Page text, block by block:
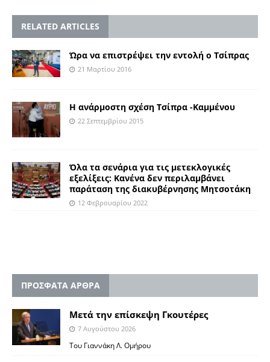
RELATED ARTICLES
Ώρα να επιστρέψει την εντολή ο Τσίπρας
21 Μαρτίου 2016
Η ανάρμοστη σχέση Τσίπρα -Καμμένου
22 Σεπτεμβρίου 2015
Όλα τα σενάρια για τις μετεκλογικές
εξελίξεις: Κανένα δεν περιλαμβάνει
παράταση της διακυβέρνησης Μητσοτάκη
12 Φεβρουαρίου 2022
ΠΡΟΣΦΑΤΑ ΑΡΘΡΑ
Μετά την επίσκεψη Γκουτέρες
7 Αυγούστου 2026
Του Γιαννάκη Λ. Ομήρου